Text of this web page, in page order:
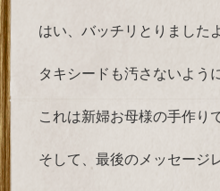
はい、バッチリとりました
タキシードも汚さないよう
これは新婦お母様の手作り
そして、最後のメッセージ